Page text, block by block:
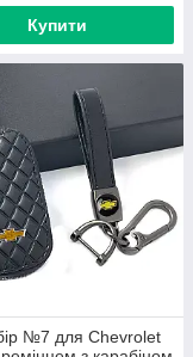
Купити
№7 для Chevrolet